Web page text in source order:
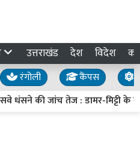
उत्तराखंड देश विदेश
रंगोली कैंपस
धंसने की जांच तेज : डामर-मिट्टी के